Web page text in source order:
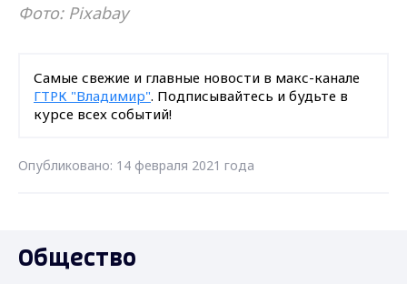
Фото: Pixabay
Самые свежие и главные новости в макс-канале
ГТРК "Владимир". Подписывайтесь и будьте в
курсе всех событий!
Опубликовано: 14 февраля 2021 года
Общество